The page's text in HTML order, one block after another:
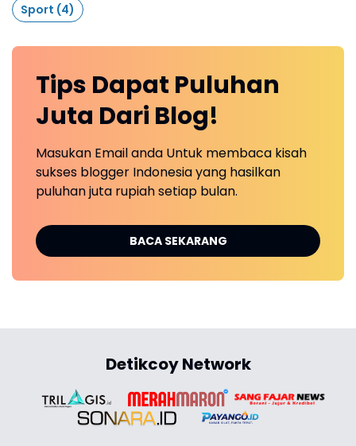
Sport (4)
Tips Dapat Puluhan
Juta Dari Blog!
Masukan Email anda Untuk membaca kisah
sukses blogger Indonesia yang hasilkan
puluhan juta rupiah setiap bulan.
BACA SEKARANG
Detikcoy Network